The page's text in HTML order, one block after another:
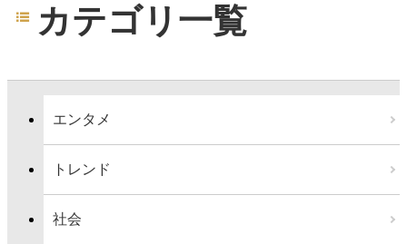
カテゴリ一覧
エンタメ
トレンド
社会